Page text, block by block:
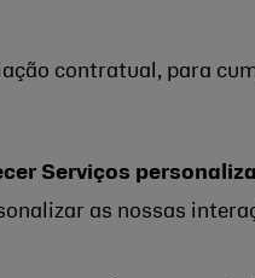
contratual, para
Serviços
as nossas